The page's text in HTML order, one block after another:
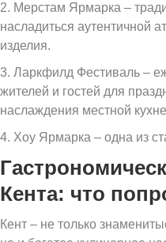
2. Мерстам Ярмарка –
насладиться аутентичной
изделия.
3. Ларкфилд Фестиваль –
жителей и гостей для
наслаждения местной
4. Хоу Ярмарка – одна из
Кента: что
Кент – не только